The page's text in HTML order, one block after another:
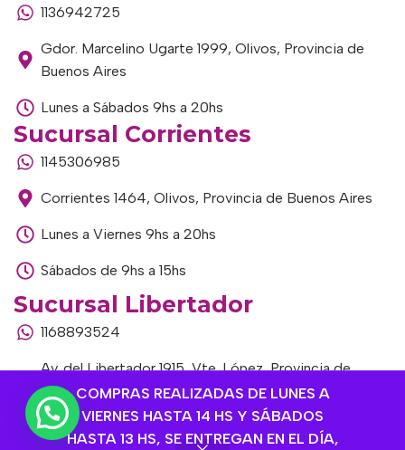
COMPRAS REALIZADAS DE LUNES A
VIERNES HASTA 14 HS Y SÁBADOS
HASTA 13 HS, SE ENTREGAN EN EL DÍA,
1136942725
Gdor. Marcelino Ugarte 1999, Olivos, Provincia de
Buenos Aires
Lunes a Sábados 9hs a 20hs
Sucursal Corrientes
1145306985
Corrientes 1464, Olivos, Provincia de Buenos Aires
Lunes a Viernes 9hs a 20hs
Sábados de 9hs a 15hs
Sucursal Libertador
1168893524
Av. del Libertador 1915, Vte. López, Provincia de
Buenos Aires
Lunes a Viernes de 9hs a 13hs / 16hs a 20hs